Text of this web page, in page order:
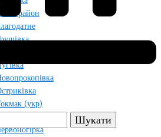
район
(укр)